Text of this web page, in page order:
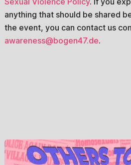
anything that should be shared
the event, you can contact us
awareness@bogen47.de.